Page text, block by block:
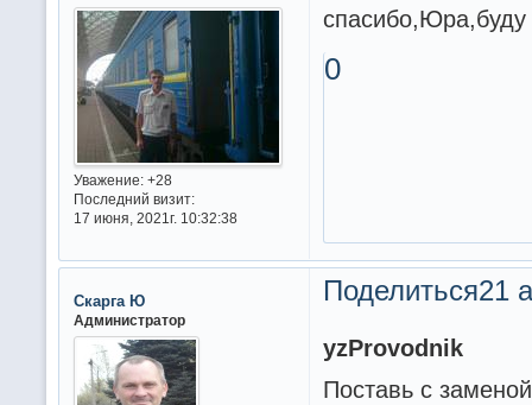
Уважение: +28
Последний визит:
17 июня, 2021г. 10:32:38
спасибо,Юра,буду
0
Поделиться21
Скарга Ю
Администратор
yzProvodnik
Поставь с